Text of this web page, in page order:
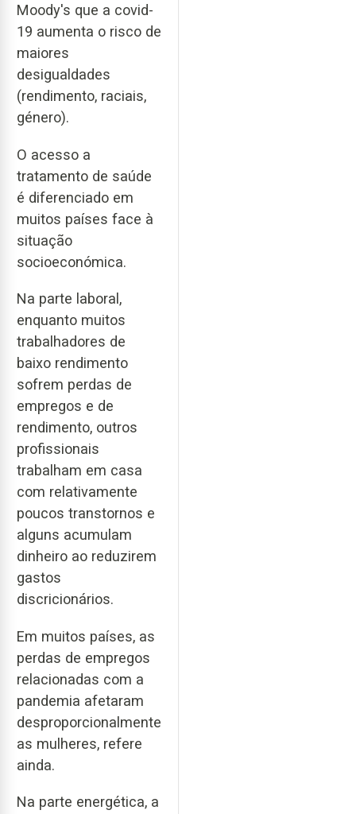
Moody's que a covid-
19 aumenta o risco de
maiores
desigualdades
(rendimento, raciais,
género).
O acesso a
tratamento de saúde
é diferenciado em
muitos países face à
situação
socioeconómica.
Na parte laboral,
enquanto muitos
trabalhadores de
baixo rendimento
sofrem perdas de
empregos e de
rendimento, outros
profissionais
trabalham em casa
com relativamente
poucos transtornos e
alguns acumulam
dinheiro ao reduzirem
gastos
discricionários.
Em muitos países, as
perdas de empregos
relacionadas com a
pandemia afetaram
desproporcionalmente
as mulheres, refere
ainda.
Na parte energética, a